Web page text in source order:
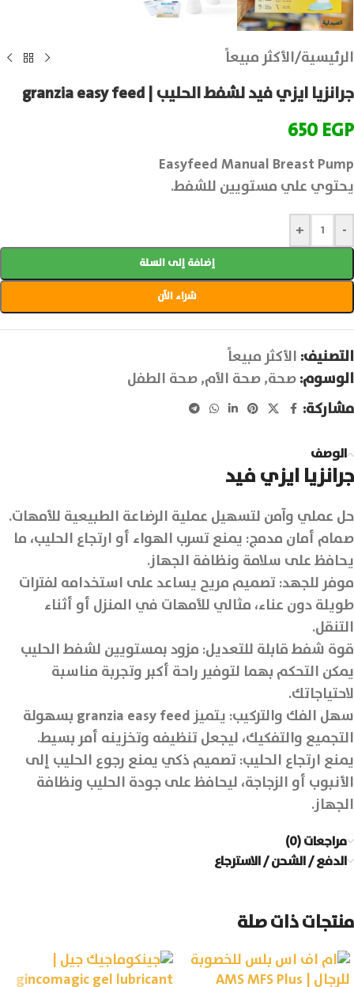
الرئيسية/الأكثر مبيعاً
جرانزيا ايزي فيد لشفط الحليب | granzia easy feed
650EGP
Easyfeed Manual Breast Pump
يحتوي علي مستويين للشفط.
-
+
إضافة إلى السلة
شراء الآن
التصنيف: الأكثر مبيعاً
الوسوم:صحة,صحة الأم,صحة الطفل
مشاركة:
الوصف
جرانزيا ايزي فيد
حل عملي وآمن لتسهيل عملية الرضاعة الطبيعية للأمهات.
صمام أمان مدمج: يمنع تسرب الهواء أو ارتجاع الحليب، ما
يحافظ على سلامة ونظافة الجهاز.
موفر للجهد: تصميم مريح يساعد على استخدامه لفترات
طويلة دون عناء، مثالي للأمهات في المنزل أو أثناء
التنقل.
قوة شفط قابلة للتعديل: مزود بمستويين لشفط الحليب
يمكن التحكم بهما لتوفير راحة أكبر وتجربة مناسبة
لاحتياجاتك.
سهل الفك والتركيب: يتميز granzia easy feed بسهولة
التجميع والتفكيك، ليجعل تنظيفه وتخزينه أمر بسيط.
يمنع ارتجاع الحليب: تصميم ذكي يمنع رجوع الحليب إلى
الأنبوب أو الزجاجة، ليحافظ على جودة الحليب ونظافة
الجهاز.
مراجعات (0)
الدفع / الشحن / الاسترجاع
منتجات ذات صلة